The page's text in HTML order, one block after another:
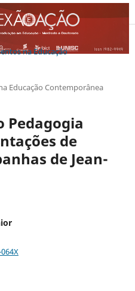
na Educação
Educação Contemporânea
Pedagogia
de
de Jean-